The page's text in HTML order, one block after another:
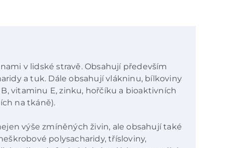
v lidské stravě. Obsahují především
a tuk. Dále obsahují vlákninu, bílkoviny
vitaminu E, zinku, hořčíku a bioaktivních
na tkáně).
výše zmíněných živin, ale obsahují také
polysacharidy, třísloviny,